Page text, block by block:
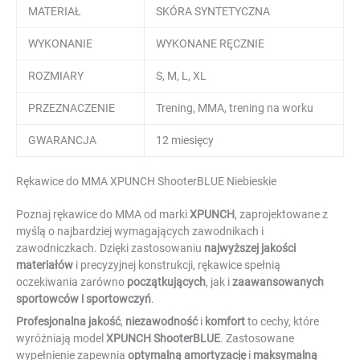
MATERIAŁ SKÓRA SYNTETYCZNA
WYKONANIE WYKONANE RĘCZNIE
ROZMIARY S, M, L, XL
PRZEZNACZENIE Trening, MMA, trening na worku
GWARANCJA 12 miesięcy
Rękawice do MMA XPUNCH ShooterBLUE Niebieskie
Poznaj rękawice do MMA od markiXPUNCH, zaprojektowane z
myślą o najbardziej wymagających zawodnikach i
zawodniczkach. Dzięki zastosowaniu najwyższej jakości
materiałów i precyzyjnej konstrukcji, rękawice spełnią
oczekiwania zarówno początkujących, jak izaawansowanych
sportowców i sportowczyń.
Profesjonalna jakość, niezawodnośći komfortto cechy, które
wyróżniają model XPUNCH ShooterBLUE. Zastosowane
wypełnienie zapewnia optymalną amortyzacjęi maksymalną